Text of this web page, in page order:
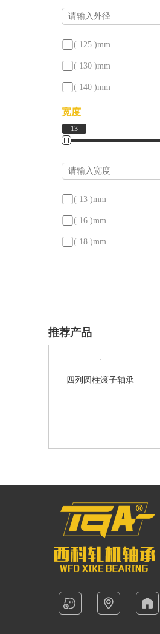
( 127 )mm
( 150 )
( 160 )mm
( 165 )mm
( 260 )
mm
( 300 )mm
( 400 )mm
( 420 )mm
( 440 )mm
( 460 )mm
( 480 )mm
( 500 ) mm
( 530 ) mm
( 125 )mm
( 130 )mm
( 140 )mm
( 150 )
( 160 )
( 165.1 )mm
( 220 )mm
( 230 )mm
( 250.5 )mm
( 259.5 ) mm
( 260 ) mm
( 270 ) mm
宽度
13
( 13 )mm
( 16 )mm
( 18 )mm
( 22.225 )
( 24 )mm
( 35 )mm
( 36 )mm
( 37 )mm
( 40 ) mm
推荐产品
四列圆柱滚子轴承